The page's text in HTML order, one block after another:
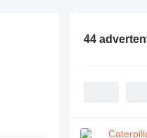
44